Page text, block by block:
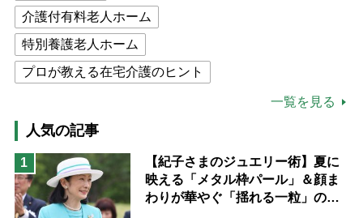
介護付有料老人ホーム
特別養護老人ホーム
プロが教える在宅介護のヒント
高木ブー
ケアマネジャー
猫が母になつきません
息子の遠距離介護サバイバル術
兄がボケました
一覧を見る
人気の記事
1
【紀子さまのジュエリー術】夏に
映える「メタル枠パール」＆顔ま
わりが華やぐ「揺れる一粒」の使